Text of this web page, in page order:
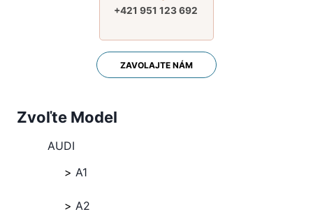
+421 951 123 692
ZAVOLAJTE NÁM
Zvoľte Model
AUDI
A1
A2